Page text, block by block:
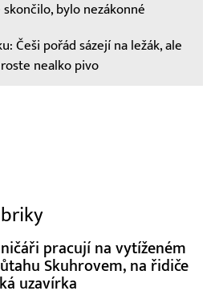
bylo nezákonné
Češi pořád sázejí na ležák, ale
nealko pivo
pracují na vytíženém
Skuhrovem, na řidiče
uzavírka